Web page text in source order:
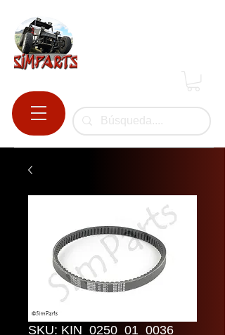
SKU: KIN_0250_01_0036